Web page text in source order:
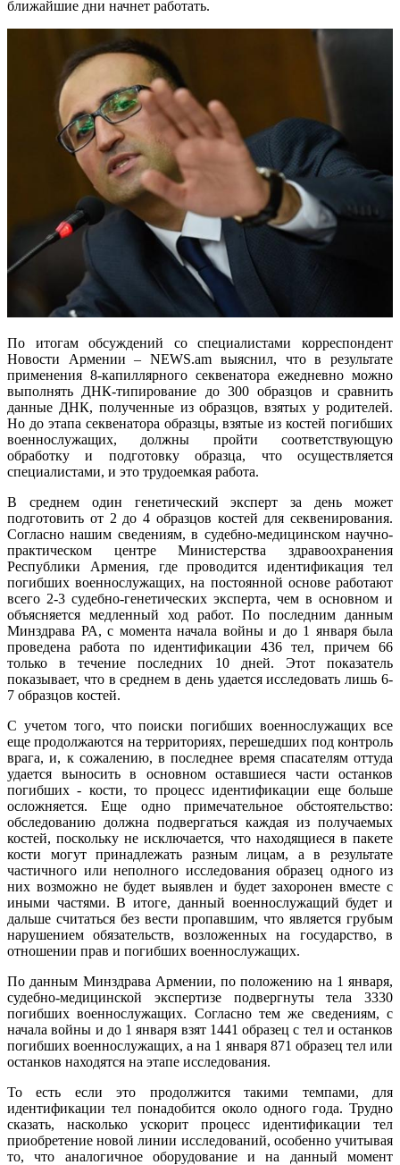
ближайшие дни начнет работать.
По итогам обсуждений со специалистами корреспондент
Новости Армении – NEWS.am выяснил, что в результате
применения 8-капиллярного секвенатора ежедневно можно
выполнять ДНК-типирование до 300 образцов и сравнить
данные ДНК, полученные из образцов, взятых у родителей.
Но до этапа секвенатора образцы, взятые из костей погибших
военнослужащих, должны пройти соответствующую
обработку и подготовку образца, что осуществляется
специалистами, и это трудоемкая работа.
В среднем один генетический эксперт за день может
подготовить от 2 до 4 образцов костей для секвенирования.
Согласно нашим сведениям, в судебно-медицинском научно-
практическом центре Министерства здравоохранения
Республики Армения, где проводится идентификация тел
погибших военнослужащих, на постоянной основе работают
всего 2-3 судебно-генетических эксперта, чем в основном и
объясняется медленный ход работ. По последним данным
Минздрава РА, с момента начала войны и до 1 января была
проведена работа по идентификации 436 тел, причем 66
только в течение последних 10 дней. Этот показатель
показывает, что в среднем в день удается исследовать лишь 6-
7 образцов костей.
С учетом того, что поиски погибших военнослужащих все
еще продолжаются на территориях, перешедших под контроль
врага, и, к сожалению, в последнее время спасателям оттуда
удается выносить в основном оставшиеся части останков
погибших - кости, то процесс идентификации еще больше
осложняется. Еще одно примечательное обстоятельство:
обследованию должна подвергаться каждая из получаемых
костей, поскольку не исключается, что находящиеся в пакете
кости могут принадлежать разным лицам, а в результате
частичного или неполного исследования образец одного из
них возможно не будет выявлен и будет захоронен вместе с
иными частями. В итоге, данный военнослужащий будет и
дальше считаться без вести пропавшим, что является грубым
нарушением обязательств, возложенных на государство, в
отношении прав и погибших военнослужащих.
По данным Минздрава Армении, по положению на 1 января,
судебно-медицинской экспертизе подвергнуты тела 3330
погибших военнослужащих. Согласно тем же сведениям, с
начала войны и до 1 января взят 1441 образец с тел и останков
погибших военнослужащих, а на 1 января 871 образец тел или
останков находятся на этапе исследования.
То есть если это продолжится такими темпами, для
идентификации тел понадобится около одного года. Трудно
сказать, насколько ускорит процесс идентификации тел
приобретение новой линии исследований, особенно учитывая
то, что аналогичное оборудование и на данный момент